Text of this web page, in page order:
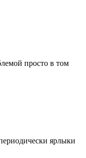
просто в том
ярлыки